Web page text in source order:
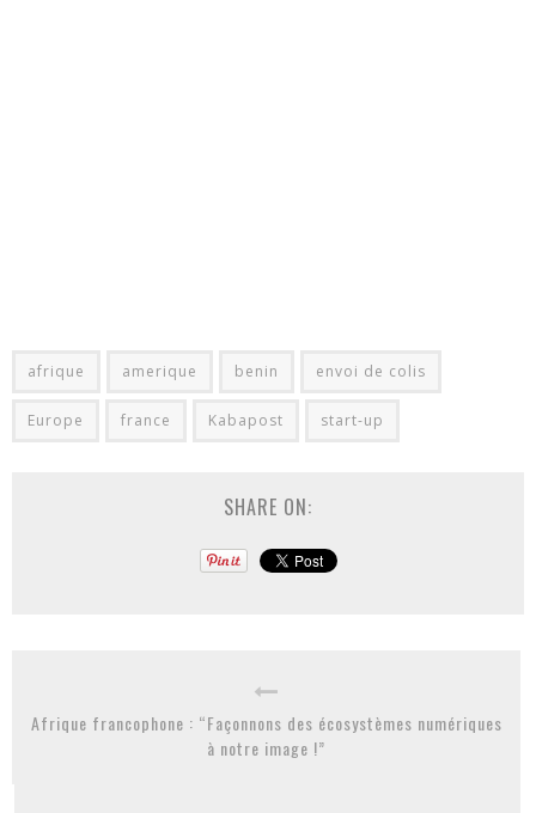
afrique amerique benin envoi de colis
Europe france Kabapost start-up
SHARE ON:
Afrique francophone : “Façonnons des écosystèmes numériques
à notre image !”